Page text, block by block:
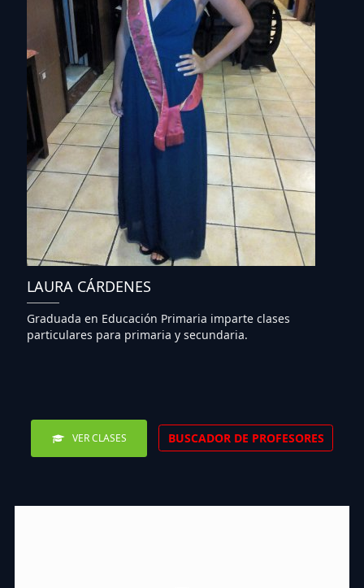
LAURA CÁRDENES
Graduada en Educación Primaria imparte clases
particulares para primaria y secundaria.
VER CLASES BUSCADOR DE PROFESORES